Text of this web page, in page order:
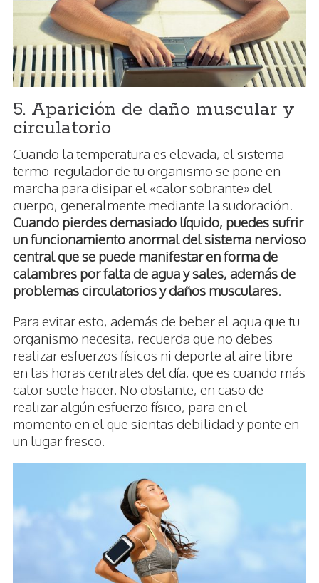
5. Aparición de daño muscular y
circulatorio
Cuando la temperatura es elevada, el sistema
termo-regulador de tu organismo se pone en
marcha para disipar el «calor sobrante» del
cuerpo, generalmente mediante la sudoración.
Cuando pierdes demasiado líquido, puedes sufrir
un funcionamiento anormal del sistema nervioso
central que se puede manifestar en forma de
calambres por falta de agua y sales, además de
problemas circulatorios y daños musculares
Para evitar esto, además de beber el agua que tu
organismo necesita, recuerda que no debes
realizar esfuerzos físicos ni deporte al aire libre
en las horas centrales del día, que es cuando más
calor suele hacer. No obstante, en caso de
realizar algún esfuerzo físico, para en el
momento en el que sientas debilidad y ponte en
un lugar fresco.